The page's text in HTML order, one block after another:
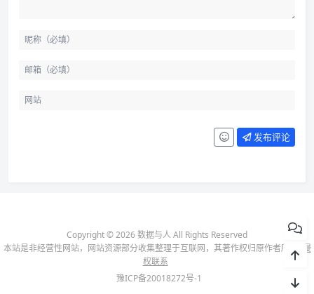
发布评论
Copyright © 2026 数据与人 All Rights Reserved
本站是非经营性网站，网站资源部分收集整理于互联网，其著作权归原作者所有-
侵
权联系
豫ICP备20018272号-1